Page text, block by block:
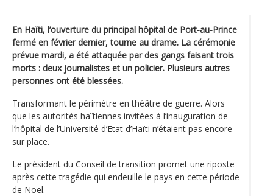
En Haïti, l’ouverture du principal hôpital de Port-au-Prince
fermé en février dernier, tourne au drame. La cérémonie
prévue mardi, a été attaquée par des gangs faisant trois
morts : deux journalistes et un policier. Plusieurs autres
personnes ont été blessées.
Transformant le périmètre en théâtre de guerre. Alors
que les autorités haïtiennes invitées à l’inauguration de
l’hôpital de l’Université d’Etat d’Haïti n’étaient pas encore
sur place.
Le président du Conseil de transition promet une riposte
après cette tragédie qui endeuille le pays en cette période
de Noel.